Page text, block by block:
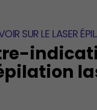
SUR LE LASER